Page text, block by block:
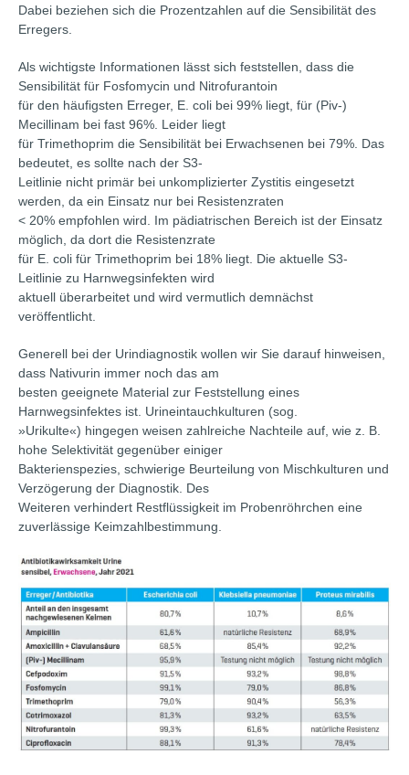
Dabei beziehen sich die Prozentzahlen auf die Sensibilität des
Erregers.
Als wichtigste Informationen lässt sich feststellen, dass die
Sensibilität für Fosfomycin und Nitrofurantoin
für den häufigsten Erreger, E. coli bei 99% liegt, für (Piv-)
Mecillinam bei fast 96%. Leider liegt
für Trimethoprim die Sensibilität bei Erwachsenen bei 79%. Das
bedeutet, es sollte nach der S3-
Leitlinie nicht primär bei unkomplizierter Zystitis eingesetzt
werden, da ein Einsatz nur bei Resistenzraten
< 20% empfohlen wird. Im pädiatrischen Bereich ist der Einsatz
möglich, da dort die Resistenzrate
für E. coli für Trimethoprim bei 18% liegt. Die aktuelle S3-
Leitlinie zu Harnwegsinfekten wird
aktuell überarbeitet und wird vermutlich demnächst
veröffentlicht.
Generell bei der Urindiagnostik wollen wir Sie darauf hinweisen,
dass Nativurin immer noch das am
besten geeignete Material zur Feststellung eines
Harnwegsinfektes ist. Urineintauchkulturen (sog.
»Urikulte«) hingegen weisen zahlreiche Nachteile auf, wie z. B.
hohe Selektivität gegenüber einiger
Bakterienspezies, schwierige Beurteilung von Mischkulturen und
Verzögerung der Diagnostik. Des
Weiteren verhindert Restflüssigkeit im Probenröhrchen eine
zuverlässige Keimzahlbestimmung.